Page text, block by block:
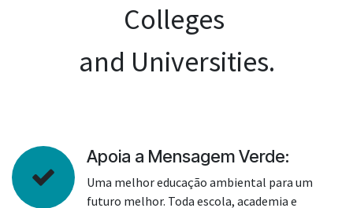
Colleges
and Universities.
Apoia a Mensagem Verde:
Uma melhor educação ambiental para um
futuro melhor. Toda escola, academia e